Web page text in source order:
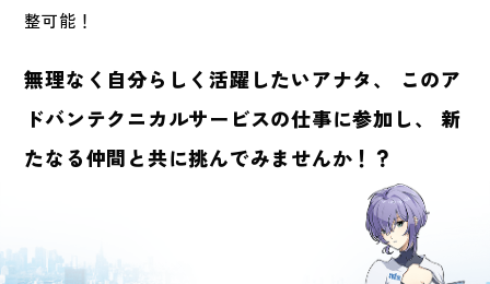
整可能！
無理なく自分らしく活躍したいアナタ、
このア
ドバンテクニカルサービスの仕事に参加し、
新
たなる仲間と共に挑んでみませんか！？